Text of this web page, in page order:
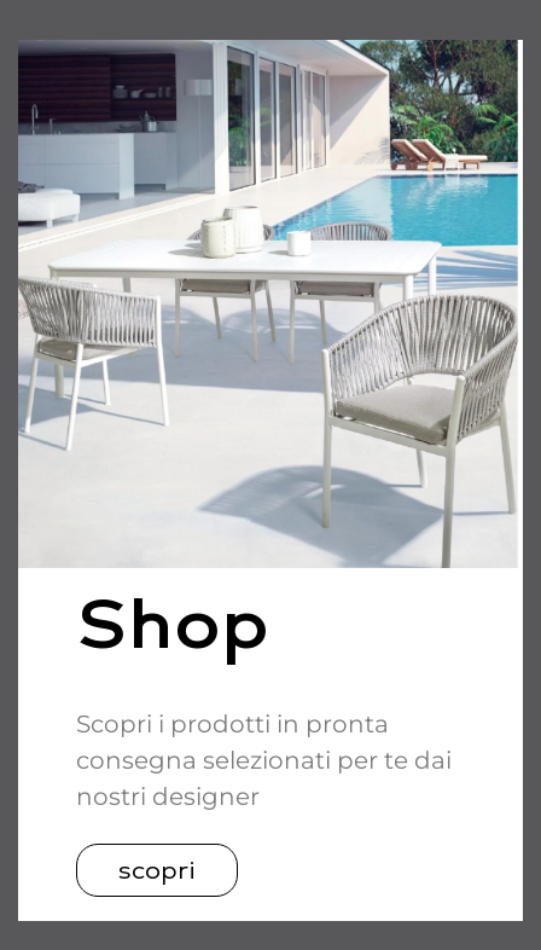
Shop
Scopri i prodotti in pronta
consegna selezionati per te dai
nostri designer
scopri